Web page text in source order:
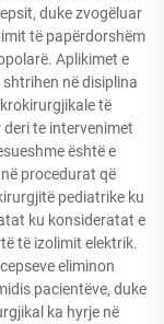
duke zvogëluar
të papërdorshëm
Aplikimet e
në disiplina
të
deri te intervenimet
është e
procedurat që
pediatrike ku
ku konsideratat e
të izolimit elektrik.
eliminon
pacientëve, duke
ka hyrje në